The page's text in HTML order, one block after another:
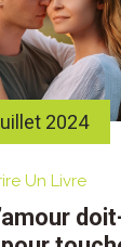
2024
Un Livre